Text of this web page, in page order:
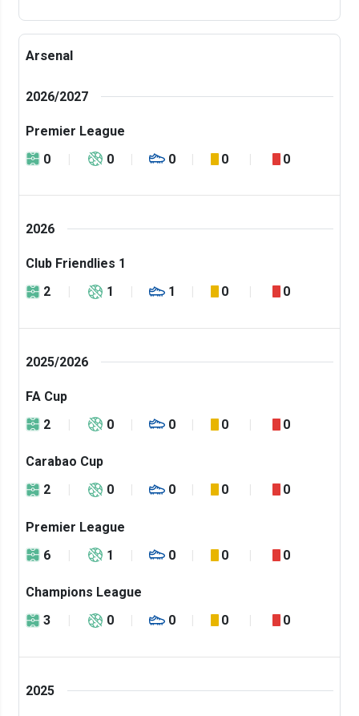
Arsenal
2026/2027
Premier League
0
0 0 0 0
2026
Club Friendlies 1
2
1 1 0 0
2025/2026
FA Cup
2
0 0 0 0
Carabao Cup
2
0 0 0 0
Premier League
6
1 0 0 0
Champions League
3
0 0 0 0
2025